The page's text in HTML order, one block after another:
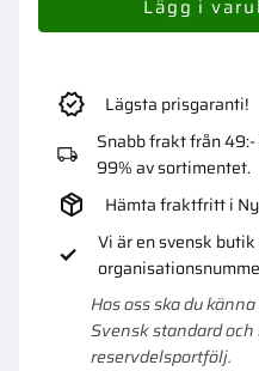
Lägsta prisgaranti!
Snabb frakt från
99% av sortimentet.
Hämta fraktfritt i
Vi är en svensk
Hos oss ska du
Svensk standard
reservdelsportfölj.